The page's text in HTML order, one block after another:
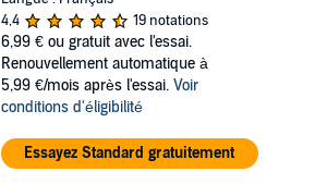
4,4
19 notations
6,99 € ou gratuit avec l'essai.
Renouvellement automatique à
5,99 €/mois après l'essai. Voir
conditions d'éligibilité
Essayez Standard gratuitement